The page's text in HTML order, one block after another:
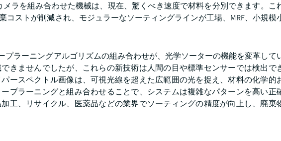
ラを組み合わせた機械は、現在、驚くべき速度で材料を分別できます。こ
ストが削減され、モジュラーなソーティングラインが工場、MRF、小規模
ラーニングアルゴリズムの組み合わせが、光学ソーターの機能を変革して
きませんでしたが、これらの新技術は人間の目や標準センサーでは検出で
ースペクトル画像は、可視光線を超えた広範囲の光を捉え、材料の化学的
プラーニングと組み合わせることで、システムは複雑なパターンを高い正
工、リサイクル、医薬品などの業界でソーティングの精度が向上し、廃棄